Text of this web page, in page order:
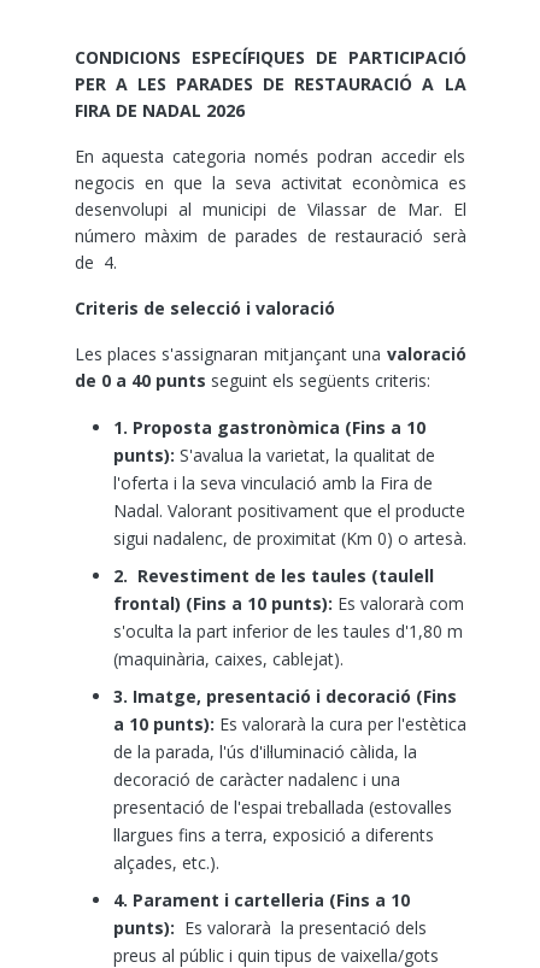
CONDICIONS ESPECÍFIQUES DE PARTICIPACIÓ
PER A LES PARADES DE RESTAURACIÓ A LA
FIRA DE NADAL 2026
En aquesta categoria només podran accedir els
negocis en que la seva activitat econòmica es
desenvolupi al municipi de Vilassar de Mar. El
número màxim de parades de restauració serà
de 4.
Criteris de selecció i valoració
Les places s'assignaran mitjançant una valoració
de 0 a 40 punts seguint els següents criteris:
1. Proposta gastronòmica (Fins a 10
punts): S'avalua la varietat, la qualitat de
l'oferta i la seva vinculació amb la Fira de
Nadal. Valorant positivament que el producte
sigui nadalenc, de proximitat (Km 0) o artesà.
2. Revestiment de les taules (taulell
frontal) (Fins a 10 punts): Es valorarà com
s'oculta la part inferior de les taules d'1,80 m
(maquinària, caixes, cablejat).
3. Imatge, presentació i decoració (Fins
a 10 punts): Es valorarà la cura per l'estètica
de la parada, l'ús d'il·luminació càlida, la
decoració de caràcter nadalenc i una
presentació de l'espai treballada (estovalles
llargues fins a terra, exposició a diferents
alçades, etc.).
4. Parament i cartelleria (Fins a 10
punts): Es valorarà la presentació dels
preus al públic i quin tipus de vaixella/gots